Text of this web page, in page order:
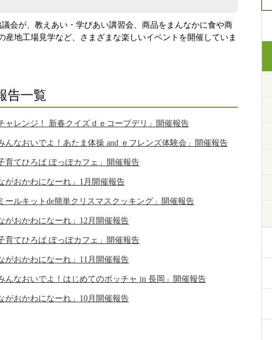
会が、教えあい・学びあい講習会、商品をまんなかに食や商
産地工場見学など、さまざまな楽しいイベントを開催していま
告一覧
ャレンジ！ 新春クイズｄｅコープデリ」開催報告
んなおいでよ！あたま体操 and ｅフレンズ体験会」開催報告
育てひろば ぽっぽカフェ」開催報告
がおかわになーれ」1月開催報告
ールキットde簡単クリスマスクッキング」開催報告
がおかわになーれ」12月開催報告
育てひろば ぽっぽカフェ」開催報告
がおかわになーれ」11月開催報告
んなおいでよ！はじめてのボッチャ in 長岡」開催報告
がおかわになーれ」10月開催報告